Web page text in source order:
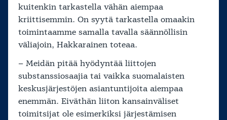
kuitenkin tarkastella vähän aiempaa
kriittisemmin. On syytä tarkastella omaakin
toimintaamme samalla tavalla säännöllisin
väliajoin, Hakkarainen toteaa.
– Meidän pitää hyödyntää liittojen
substanssiosaajia tai vaikka suomalaisten
keskusjärjestöjen asiantuntijoita aiempaa
enemmän. Eiväthän liiton kansainväliset
toimitsijat ole esimerkiksi järjestämisen